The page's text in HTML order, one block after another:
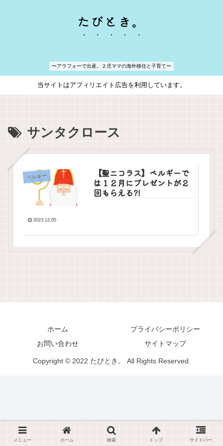
たびとき。
〜アラフォーで出産。２児ママの海外移住と子育て〜
当サイトはアフィリエイト広告を利用しています。
サンタクロース
ベルギー
【聖ニコラス】ベルギーで
は１２月にプレゼントが２
回もらえる?!
2023.12.05
ホーム
プライバシーポリシー
お問い合わせ
サイトマップ
Copyright © 2022 たびとき。 All Rights Reserved.
メニュー ホーム 検索 トップ サイドバー